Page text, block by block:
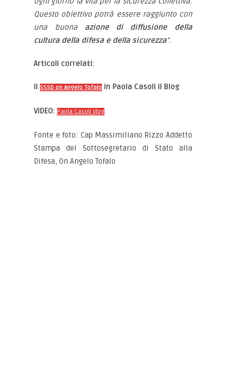
Questo obiettivo potrà essere raggiunto con
una buona azione di diffusione della
cultura della difesa e della sicurezza”.
Articoli correlati:
IlSSSD on Angelo Tofalo in Paola Casoli il Blog
VIDEO: Paola Casoli Vlog
Fonte e foto: Cap Massimiliano Rizzo Addetto
Stampa del Sottosegretario di Stato alla
Difesa, On Angelo Tofalo